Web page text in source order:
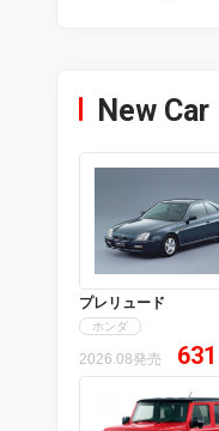
New Car
プレリュード
ホンダ
2026.08発売 631